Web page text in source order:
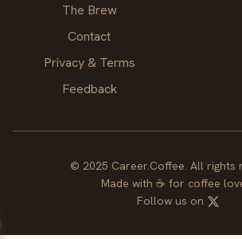
The Brew
Contact
Privacy & Terms
Feedback
© 2025 Career.Coffee. All rights
Made with ☕ for coffee
Follow us on